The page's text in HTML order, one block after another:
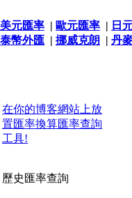
美元匯率 | 歐元匯率 | 日
泰幣外匯 | 挪威克朗 | 丹
在你的博客網站上放
置匯率換算匯率查詢
工具!
歷史匯率查詢